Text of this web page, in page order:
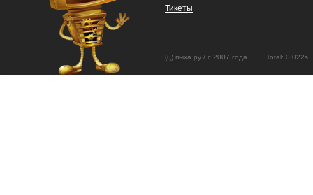
Тикеты
(ц) пыха.ру / с 2007 года Total: